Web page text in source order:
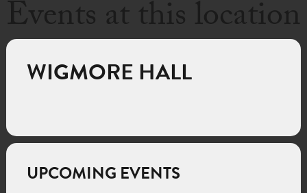
Events at this location
WIGMORE HALL
UPCOMING EVENTS